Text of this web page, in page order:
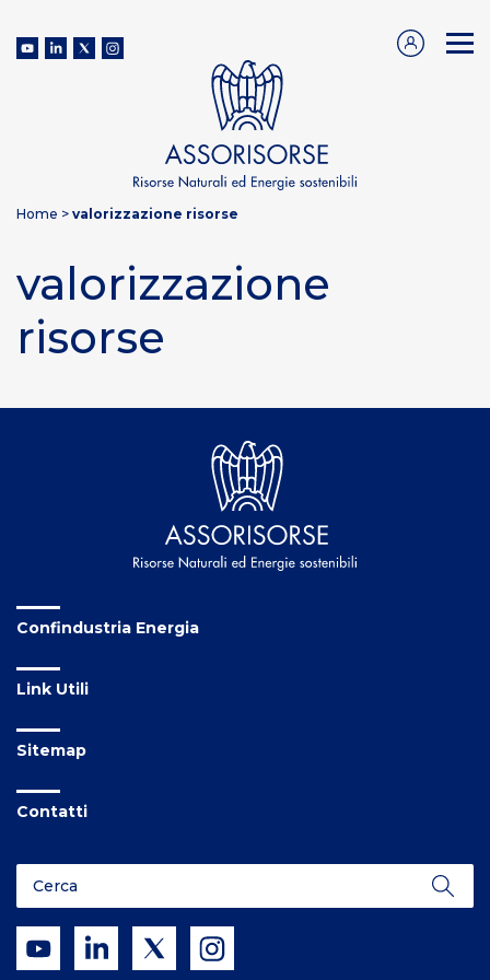
Home > valorizzazione risorse
valorizzazione
risorse
Confindustria Energia
Link Utili
Sitemap
Contatti